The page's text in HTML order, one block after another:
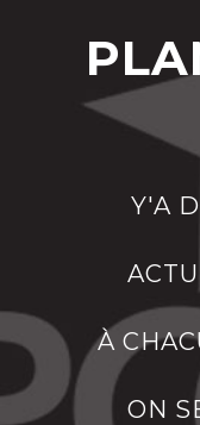
Y'A
À
ON